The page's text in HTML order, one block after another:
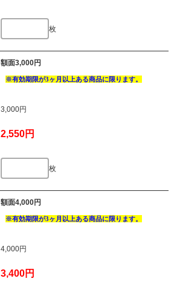
枚
額面3,000円
3,000円
2,550円
枚
額面4,000円
4,000円
3,400円